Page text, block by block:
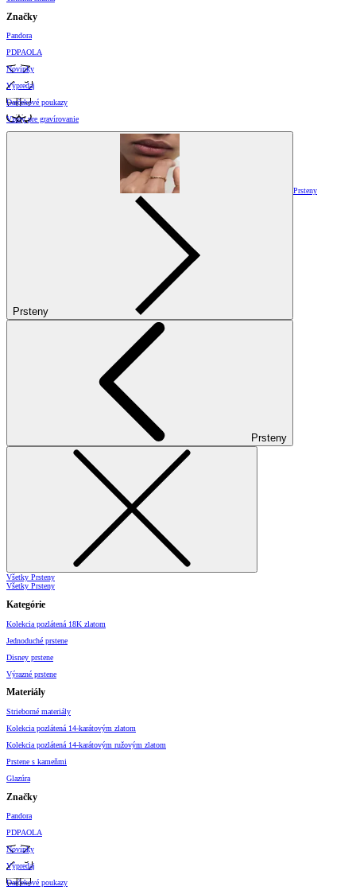
Značky
Pandora
PDPAOLA
Novinky
Výpredaj
Darčekové poukazy
Vzory pre gravírovanie
Prsteny
Prsteny
Prsteny
Všetky Prsteny
Všetky Prsteny
Kategórie
Kolekcia pozlátená 18K zlatom
Jednoduché prstene
Disney prstene
Výrazné prstene
Materiály
Strieborné materiály
Kolekcia pozlátená 14-karátovým zlatom
Kolekcia pozlátená 14-karátovým ružovým zlatom
Prstene s kameňmi
Glazúra
Značky
Pandora
PDPAOLA
Novinky
Výpredaj
Darčekové poukazy